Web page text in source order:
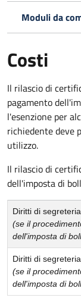
Moduli da
Costi
Il rilascio di
pagamento
l'esenzione per
richiedente deve
utilizzo.
Il rilascio di
dell'imposta di
Diritti di
(se il
dell'imposta di
Diritti di
(se il
dell'imposta di